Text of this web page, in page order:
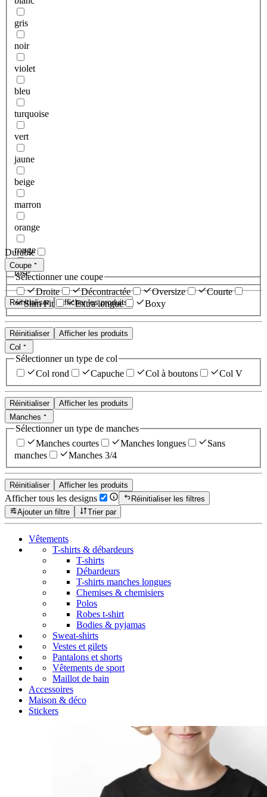
gris
noir
violet
bleu
turquoise
vert
jaune
beige
marron
orange
rouge
rose
Réinitialiser Afficher les produits
Durable
Coupe
Sélectionner une coupe
Droite
Décontractée Oversize
Courte
Slim Fit
Extra longue Boxy
Réinitialiser
Afficher les produits
Col
Sélectionner un type de col
Col rond
Capuche Col à boutons Col V
Réinitialiser
Afficher les produits
Manches
Sélectionner un type de manches
Manches courtes
Manches longues
Sans
manches
Manches 3/4
Réinitialiser Afficher les produits
Afficher tous les designs
Réinitialiser les filtres
Ajouter un filtre
Trier par
Vêtements
T-shirts & débardeurs
T-shirts
Débardeurs
T-shirts manches longues
Chemises & chemisiers
Polos
Robes t-shirt
Bodies & pyjamas
Sweat-shirts
Vestes et gilets
Pantalons et shorts
Vêtements de sport
Maillot de bain
Accessoires
Maison & déco
Stickers